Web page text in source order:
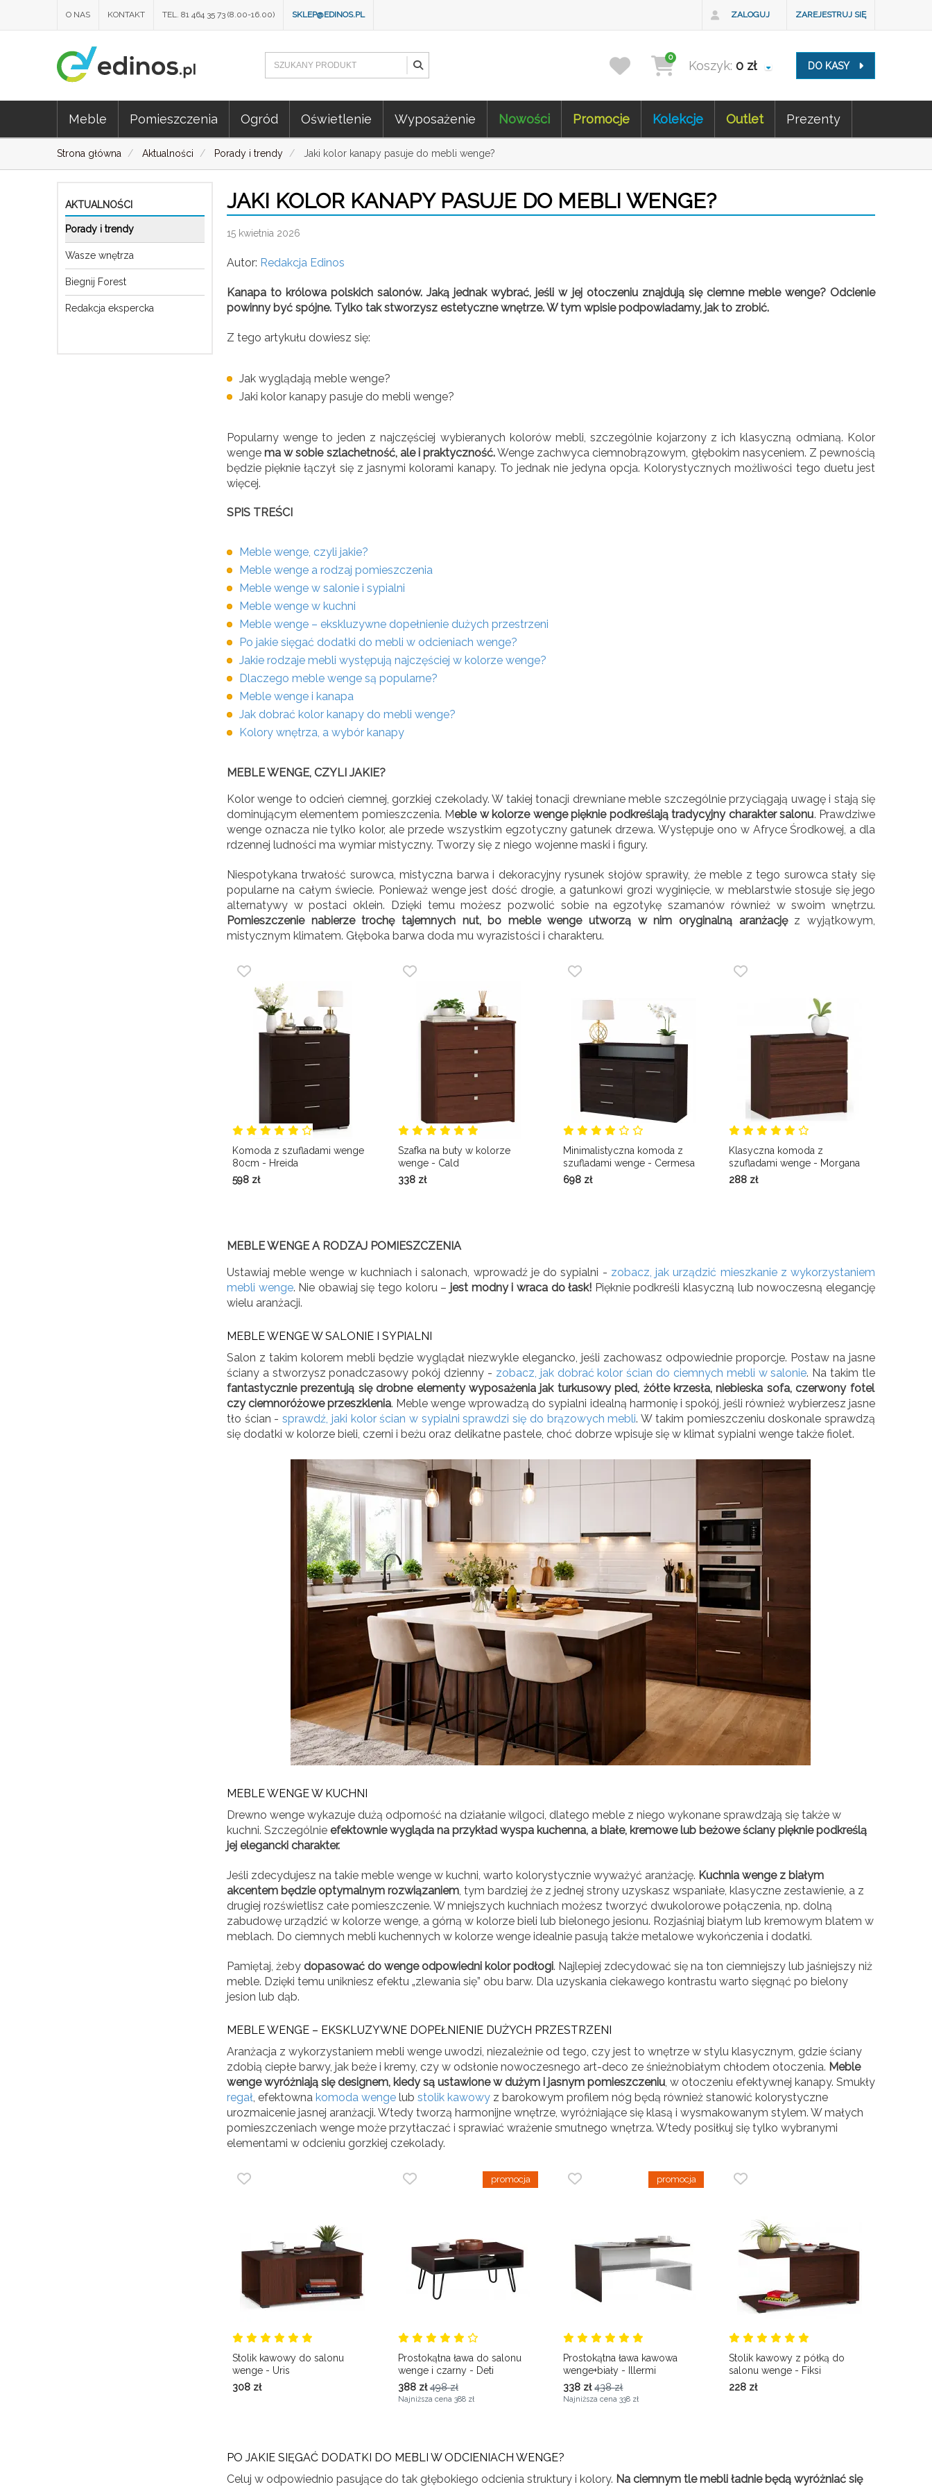
O NAS KONTAKT TEL. 81 464 35 73 (8.00-16.00) SKLEP@EDINOS.PL ZALOGUJ ZAREJESTRUJ SIĘ
Koszyk: 0 zł
0
DO KASY
Meble Pomieszczenia Ogród Oświetlenie Wyposażenie Nowości Promocje Kolekcje Outlet Prezenty
Strona główna Aktualności Porady i trendy Jaki kolor kanapy pasuje do mebli wenge?
AKTUALNOŚCI
Porady i trendy
Wasze wnętrza
Biegnij Forest
Redakcja ekspercka
JAKI KOLOR KANAPY PASUJE DO MEBLI WENGE?
15 kwietnia 2026
Autor: Redakcja Edinos
Kanapa to królowa polskich salonów. Jaką jednak wybrać, jeśli w jej otoczeniu znajdują się ciemne meble wenge? Odcienie
powinny być spójne. Tylko tak stworzysz estetyczne wnętrze. W tym wpisie podpowiadamy, jak to zrobić.
Z tego artykułu dowiesz się:
Jak wyglądają meble wenge?
Jaki kolor kanapy pasuje do mebli wenge?
Popularny wenge to jeden z najczęściej wybieranych kolorów mebli, szczególnie kojarzony z ich klasyczną odmianą. Kolor
wengema w sobie szlachetność, ale i praktyczność.Wenge zachwyca ciemnobrązowym, głębokim nasyceniem. Z pewnością
będzie pięknie łączył się z jasnymi kolorami kanapy. To jednak nie jedyna opcja. Kolorystycznych możliwości tego duetu jest
więcej.
SPIS TREŚCI
Meble wenge, czyli jakie?
Meble wenge a rodzaj pomieszczenia
Meble wenge w salonie i sypialni
Meble wenge w kuchni
Meble wenge – ekskluzywne dopełnienie dużych przestrzeni
Po jakie sięgać dodatki do mebli w odcieniach wenge?
Jakie rodzaje mebli występują najczęściej w kolorze wenge?
Dlaczego meble wenge są popularne?
Meble wenge i kanapa
Jak dobrać kolor kanapy do mebli wenge?
Kolory wnętrza, a wybór kanapy
MEBLE WENGE, CZYLI JAKIE?
Kolor wenge to odcień ciemnej, gorzkiej czekolady. W takiej tonacji drewniane meble szczególnie przyciągają uwagę i stają się
dominującym elementem pomieszczenia. Meble w kolorze wenge pięknie podkreślają tradycyjny charakter salonu. Prawdziwe
wenge oznacza nie tylko kolor, ale przede wszystkim egzotyczny gatunek drzewa. Występuje ono w Afryce Środkowej, a dla
rdzennej ludności ma wymiar mistyczny. Tworzy się z niego wojenne maski i figury.
Niespotykana trwałość surowca, mistyczna barwa i dekoracyjny rysunek słojów sprawiły, że meble z tego surowca stały się
popularne na całym świecie. Ponieważ wenge jest dość drogie, a gatunkowi grozi wyginięcie, w meblarstwie stosuje się jego
alternatywy w postaci oklein. Dzięki temu możesz pozwolić sobie na egzotykę szamanów również w swoim wnętrzu.
Pomieszczenie nabierze trochę tajemnych nut, bo meble wenge utworzą w nim oryginalną aranżacjęz wyjątkowym,
mistycznym klimatem. Głęboka barwa doda mu wyrazistości i charakteru.
Komoda z szufladami wenge
80cm - Hreida
598 zł
Szafka na buty w kolorze
wenge - Cald
338 zł
Minimalistyczna komoda z
szufladami wenge - Cermesa
3X
698 zł
Klasyczna komoda z
szufladami wenge - Morgana
3X
288 zł
MEBLE WENGE A RODZAJ POMIESZCZENIA
Ustawiaj meble wenge w kuchniach i salonach, wprowadź je do sypialni - zobacz, jak urządzić mieszkanie z wykorzystaniem
mebli wenge. Nie obawiaj się tego koloru – jest modny i wraca do łask! Pięknie podkreśli klasyczną lub nowoczesną elegancję
wielu aranżacji.
MEBLE WENGE W SALONIE I SYPIALNI
Salon z takim kolorem mebli będzie wyglądał niezwykle elegancko, jeśli zachowasz odpowiednie proporcje. Postaw na jasne
ściany a stworzysz ponadczasowy pokój dzienny - zobacz, jak dobrać kolor ścian do ciemnych mebli w salonie. Na takim tle
fantastycznie prezentują się drobne elementy wyposażenia jak turkusowy pled, żółte krzesła, niebieska sofa, czerwony fotel
czy ciemnoróżowe przeszklenia. Meble wenge wprowadzą do sypialni idealną harmonię i spokój, jeśli również wybierzesz jasne
tło ścian -sprawdź, jaki kolor ścian w sypialni sprawdzi się do brązowych mebli. W takim pomieszczeniu doskonale sprawdzą
się dodatki w kolorze bieli, czerni i beżu oraz delikatne pastele, choć dobrze wpisuje się w klimat sypialni wenge także fiolet.
MEBLE WENGE W KUCHNI
Drewno wenge wykazuje dużą odporność na działanie wilgoci, dlatego meble z niego wykonane sprawdzają się także w
kuchni. Szczególnie efektownie wygląda na przykład wyspa kuchenna, a białe, kremowe lub beżowe ściany pięknie podkreślą
jej elegancki charakter.
Jeśli zdecydujesz na takie meble wenge w kuchni, warto kolorystycznie wyważyć aranżację. Kuchnia wenge z białym
akcentem będzie optymalnym rozwiązaniem, tym bardziej że z jednej strony uzyskasz wspaniałe, klasyczne zestawienie, a z
drugiej rozświetlisz całe pomieszczenie. W mniejszych kuchniach możesz tworzyć dwukolorowe połączenia, np. dolną
zabudowę urządzić w kolorze wenge, a górną w kolorze bieli lub bielonego jesionu. Rozjaśniaj białym lub kremowym blatem w
meblach. Do ciemnych mebli kuchennych w kolorze wenge idealnie pasują także metalowe wykończenia i dodatki.
Pamiętaj, żeby dopasować do wenge odpowiedni kolor podłogi. Najlepiej zdecydować się na ton ciemniejszy lub jaśniejszy niż
meble. Dzięki temu unikniesz efektu „zlewania się” obu barw. Dla uzyskania ciekawego kontrastu warto sięgnąć po bielony
jesion lub dąb.
MEBLE WENGE – EKSKLUZYWNE DOPEŁNIENIE DUŻYCH PRZESTRZENI
Aranżacja z wykorzystaniem mebli wenge uwodzi, niezależnie od tego, czy jest to wnętrze w stylu klasycznym, gdzie ściany
zdobią ciepłe barwy, jak beże i kremy, czy w odsłonie nowoczesnego art-deco ze śnieżnobiałym chłodem otoczenia. Meble
wenge wyróżniają się designem, kiedy są ustawione w dużym i jasnym pomieszczeniu, w otoczeniu efektywnej kanapy. Smukły
regał, efektowna komoda wengelub stolik kawowyz barokowym profilem nóg będą również stanowić kolorystyczne
urozmaicenie jasnej aranżacji. Wtedy tworzą harmonijne wnętrze, wyróżniające się klasą i wysmakowanym stylem. W małych
pomieszczeniach wenge może przytłaczać i sprawiać wrażenie smutnego wnętrza. Wtedy posiłkuj się tylko wybranymi
elementami w odcieniu gorzkiej czekolady.
Stolik kawowy do salonu
wenge - Uris
308 zł
Prostokątna ława do salonu
wenge i czarny - Deti
388 zł 498zł
Najniższa cena 388 zł
Prostokątna ława kawowa
wenge+biały - Illermi
338 zł 438zł
Najniższa cena338 zł
Stolik kawowy z półką do
salonu wenge - Fiksi
228 zł
PO JAKIE SIĘGAĆ DODATKI DO MEBLI W ODCIENIACH WENGE?
Celuj w odpowiednio pasujące do tak głębokiego odcienia struktury i kolory. Na ciemnym tle mebli ładnie będą wyróżniać się